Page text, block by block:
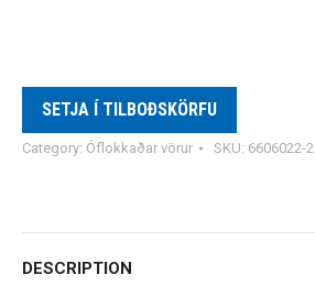
SETJA Í TILBOÐSKÖRFU
Category: Óflokkaðar vörur SKU: 6606022-2
DESCRIPTION